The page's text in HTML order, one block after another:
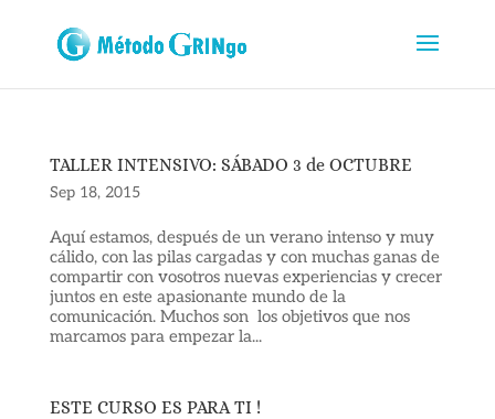
TALLER INTENSIVO: SÁBADO 3 de OCTUBRE
Sep 18, 2015
Aquí estamos, después de un verano intenso y muy
cálido, con las pilas cargadas y con muchas ganas de
compartir con vosotros nuevas experiencias y crecer
juntos en este apasionante mundo de la
comunicación. Muchos son los objetivos que nos
marcamos para empezar la...
ESTE CURSO ES PARA TI !